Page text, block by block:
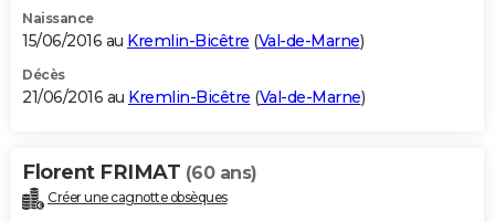
Naissance
15/06/2016 au Kremlin-Bicêtre (Val-de-Marne)
Décès
21/06/2016 au Kremlin-Bicêtre (Val-de-Marne)
Florent FRIMAT (60 ans)
Créer une cagnotte obsèques